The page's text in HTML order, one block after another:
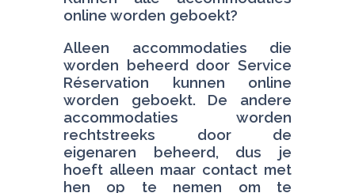
Alleen accommodaties die
worden beheerd door Service
Réservation kunnen online
worden geboekt. De andere
accommodaties worden
rechtstreeks door de
eigenaren beheerd, dus je
hoeft alleen maar contact met
hen op te nemen om te